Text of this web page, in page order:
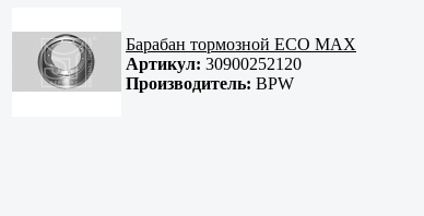
Барабан тормозной ECO MAX
Артикул: 30900252120
Производитель: BPW